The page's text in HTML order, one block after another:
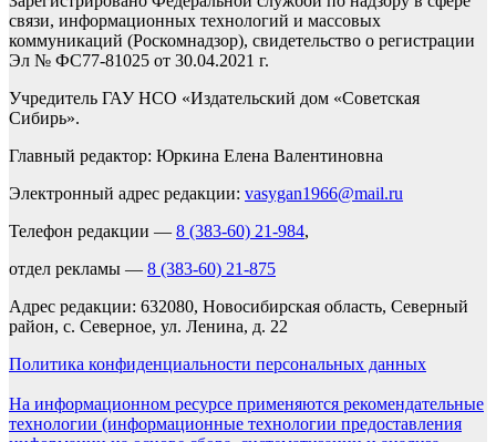
связи, информационных технологий и массовых
коммуникаций (Роскомнадзор), свидетельство о регистрации
Эл № ФС77-81025 от 30.04.2021 г.
Учредитель ГАУ НСО «Издательский дом «Советская
Сибирь».
Главный редактор: Юркина Елена Валентиновна
Электронный адрес редакции: vasygan1966@mail.ru
Телефон редакции — 8 (383-60) 21-984,
отдел рекламы — 8 (383-60) 21-875
Адрес редакции: 632080, Новосибирская область, Северный
район, с. Северное, ул. Ленина, д. 22
Политика конфиденциальности персональных данных
На информационном ресурсе применяются рекомендательные
технологии (информационные технологии предоставления